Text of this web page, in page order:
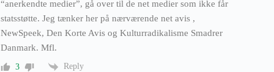
“anerkendte medier”, gå over til de net medier som ikke får
statsstøtte. Jeg tænker her på nærværende net avis ,
NewSpeek, Den Korte Avis og Kulturradikalisme Smadrer
Danmark. Mfl.
3 Reply